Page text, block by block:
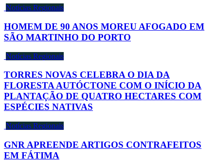
Notícias Regionais
HOMEM DE 90 ANOS MOREU AFOGADO EM
SÃO MARTINHO DO PORTO
Notícias Regionais
TORRES NOVAS CELEBRA O DIA DA
FLORESTA AUTÓCTONE COM O INÍCIO DA
PLANTAÇÃO DE QUATRO HECTARES COM
ESPÉCIES NATIVAS
Notícias Regionais
GNR APREENDE ARTIGOS CONTRAFEITOS
EM FÁTIMA